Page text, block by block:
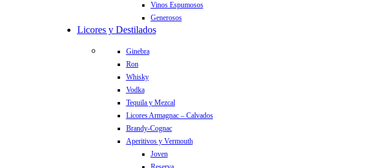
Vinos Espumosos
Generosos
Licores y Destilados
Ginebra
Ron
Whisky
Vodka
Tequila y Mezcal
Licores Armagnac – Calvados
Brandy-Cognac
Aperitivos y Vermouth
Joven